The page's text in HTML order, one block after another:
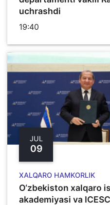
uchrashdi
19:40
JUL
09
XALQARO HAMKORLIK
O‘zbekiston xalqaro
akademiyasi va